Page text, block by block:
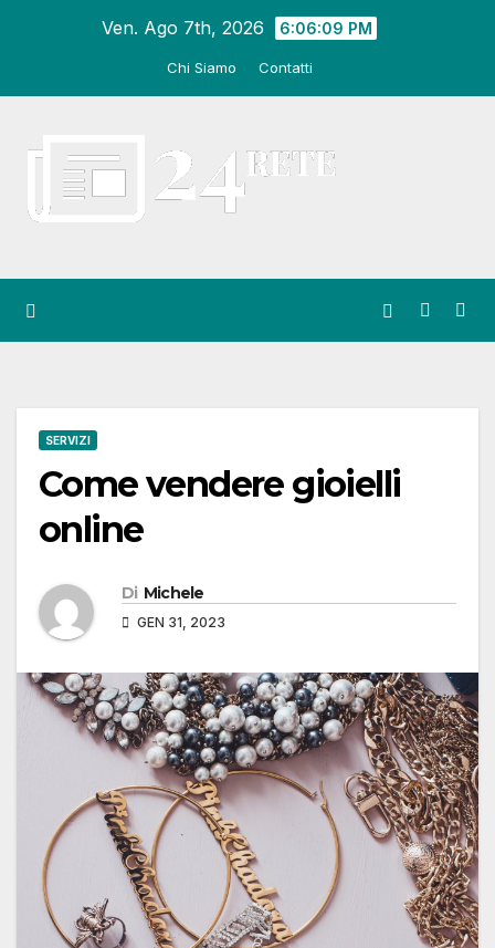
Ven. Ago 7th, 2026 6:06:09 PM
Chi Siamo Contatti
SERVIZI
Come vendere gioielli
online
Di Michele
GEN 31, 2023